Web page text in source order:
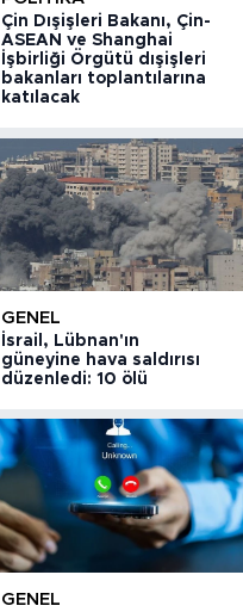
Çin Dışişleri Bakanı, Çin-
ASEAN ve Shanghai
İşbirliği Örgütü dışişleri
bakanları toplantılarına
katılacak
GENEL
İsrail, Lübnan'ın
güneyine hava saldırısı
düzenledi: 10 ölü
GENEL